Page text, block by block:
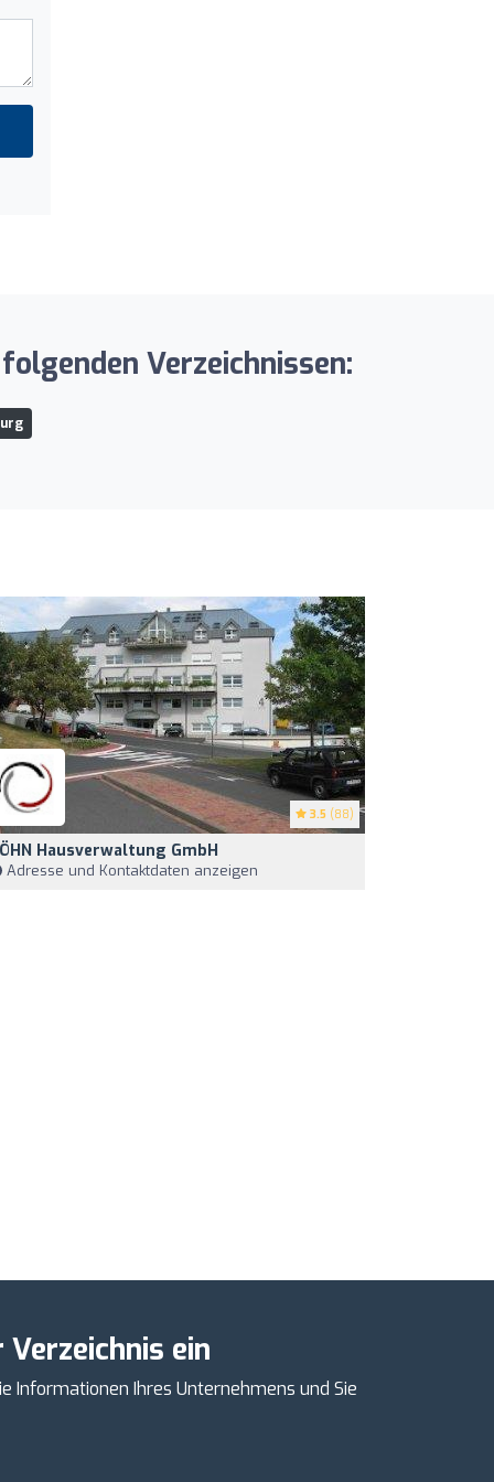
Verzeichnissen:
3.5 (88)
Hausverwaltung GmbH
Adresse und Kontaktdaten anzeigen
ein
Informationen Ihres Unternehmens und Sie